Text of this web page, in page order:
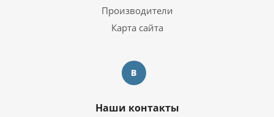
Производители
Карта сайта
Наши контакты